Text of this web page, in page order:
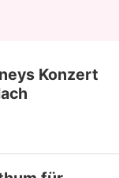
Konzert